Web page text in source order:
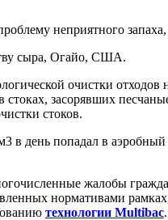
неприятного
сыра, Огайо, США.
очистки
стоках, засорявших
стоков.
в день попадал в аэробный
жалобы
нормативами
технологии Multibac.